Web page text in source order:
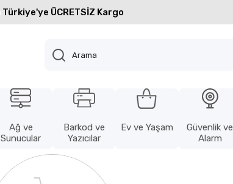
Türkiye'ye ÜCRETSİZ Kargo
Ağ ve
Sunucular
Barkod ve
Yazıcılar
Ev ve Yaşam
Güvenlik ve
Alarm